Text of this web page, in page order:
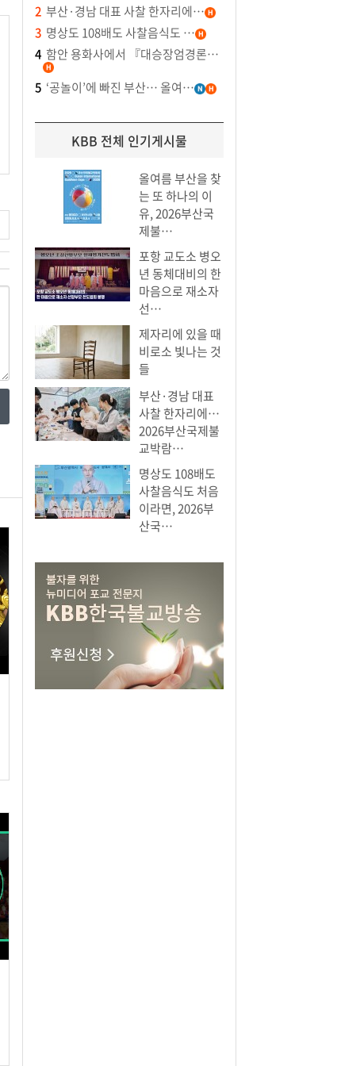
2 부산·경남 대표 사찰 한자리에…
3 명상도 108배도 사찰음식도 …
4 함안 용화사에서 『대승장엄경론…
5 ‘공놀이’에 빠진 부산… 올여…
KBB 전체 인기게시물
올여름 부산을 찾
는 또 하나의 이
유, 2026부산국
제불…
포항 교도소 병오
년 동체대비의 한
마음으로 재소자
선…
제자리에 있을 때
비로소 빛나는 것
들
부산·경남 대표
사찰 한자리에…
2026부산국제불
교박람…
명상도 108배도
사찰음식도 처음
이라면, 2026부
산국…